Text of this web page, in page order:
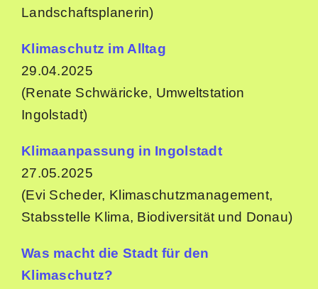
Landschaftsplanerin)
Klimaschutz im Alltag
29.04.2025
(Renate Schwäricke, Umweltstation
Ingolstadt)
Klimaanpassung in Ingolstadt
27.05.2025
(Evi Scheder, Klimaschutzmanagement,
Stabsstelle Klima, Biodiversität und Donau)
Was macht die Stadt für den
Klimaschutz?